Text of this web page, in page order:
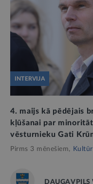
INTERVIJA
4. maijs kā pēdējais
kļūšanai par
vēsturnieku Gati
Pirms 3 mēnešiem,
DAUGAVPILS